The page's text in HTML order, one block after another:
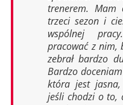
trenerem. Mam
trzeci sezon i
wspólnej
pracować z nim,
zebrał bardzo
Bardzo
która jest jasna,
jeśli chodzi o to,